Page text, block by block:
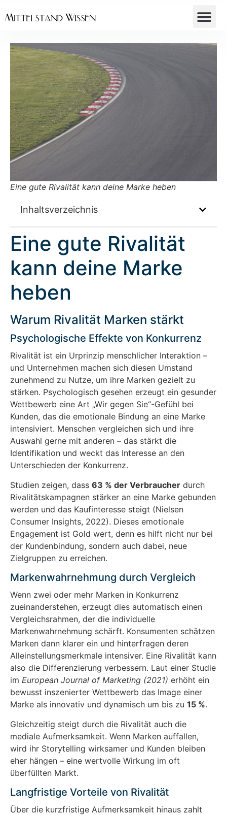
Eine gute Rivalität kann deine Marke heben
Inhaltsverzeichnis
Eine gute Rivalität
kann deine Marke
heben
Warum Rivalität Marken stärkt
Psychologische Effekte von Konkurrenz
Rivalität ist ein Urprinzip menschlicher Interaktion –
und Unternehmen machen sich diesen Umstand
zunehmend zu Nutze, um ihre Marken gezielt zu
stärken. Psychologisch gesehen erzeugt ein gesunder
Wettbewerb eine Art „Wir gegen Sie“-Gefühl bei
Kunden, das die emotionale Bindung an eine Marke
intensiviert. Menschen vergleichen sich und ihre
Auswahl gerne mit anderen – das stärkt die
Identifikation und weckt das Interesse an den
Unterschieden der Konkurrenz.
Studien zeigen, dass 63 % der Verbraucher durch
Rivalitätskampagnen stärker an eine Marke gebunden
werden und das Kaufinteresse steigt (Nielsen
Consumer Insights, 2022). Dieses emotionale
Engagement ist Gold wert, denn es hilft nicht nur bei
der Kundenbindung, sondern auch dabei, neue
Zielgruppen zu erreichen.
Markenwahrnehmung durch Vergleich
Wenn zwei oder mehr Marken in Konkurrenz
zueinanderstehen, erzeugt dies automatisch einen
Vergleichsrahmen, der die individuelle
Markenwahrnehmung schärft. Konsumenten schätzen
Marken dann klarer ein und hinterfragen deren
Alleinstellungsmerkmale intensiver. Eine Rivalität kann
also die Differenzierung verbessern. Laut einer Studie
im European Journal of Marketing (2021) erhöht ein
bewusst inszenierter Wettbewerb das Image einer
Marke als innovativ und dynamisch um bis zu 15 %.
Gleichzeitig steigt durch die Rivalität auch die
mediale Aufmerksamkeit. Wenn Marken auffallen,
wird ihr Storytelling wirksamer und Kunden bleiben
eher hängen – eine wertvolle Wirkung im oft
überfüllten Markt.
Langfristige Vorteile von Rivalität
Über die kurzfristige Aufmerksamkeit hinaus zahlt